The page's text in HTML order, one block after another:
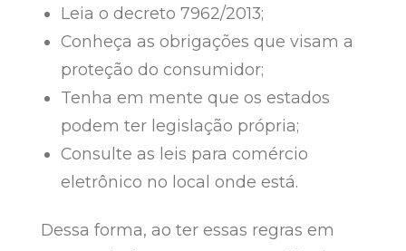
Leia o decreto 7962/2013;
Conheça as obrigações que visam a
proteção do consumidor;
Tenha em mente que os estados
podem ter legislação própria;
Consulte as leis para comércio
eletrônico no local onde está.
Dessa forma, ao ter essas regras em